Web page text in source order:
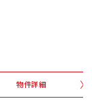
物件詳細